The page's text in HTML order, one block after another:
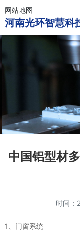
网站地图
河南光环智慧科
中国铝型材
时间
1、门窗系统